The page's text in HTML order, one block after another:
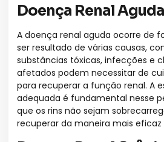
Doença Renal
A doença renal aguda ocorre de
ser resultado de várias causas,
substâncias tóxicas, infecções e
afetados podem necessitar de
para recuperar a função renal. A
adequada é fundamental nesse
que os rins não sejam
recuperar da maneira mais eficaz